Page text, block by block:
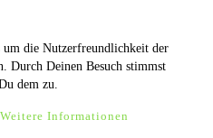
um die Nutzerfreundlichkeit der
Durch Deinen Besuch stimmst
dem zu.
Weitere Informationen
Imperssum & Datenschutz